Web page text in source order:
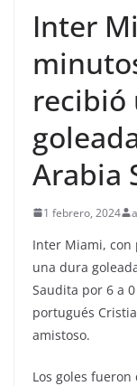
Inter
recibió
Arabia
1 febrero, 2024
Inter Miami, con
una dura
Saudita por 6 a
portugués
amistoso.
Los goles fueron